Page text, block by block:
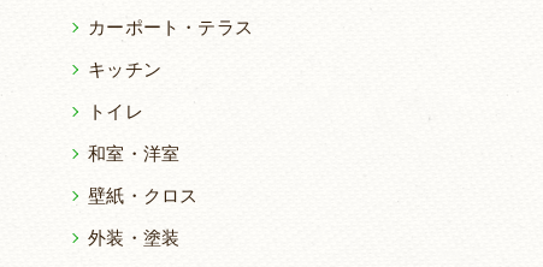
カーポート・テラス
キッチン
トイレ
和室・洋室
壁紙・クロス
外装・塗装